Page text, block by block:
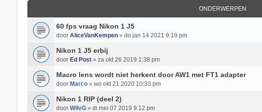
ONDERWERPEN
60 fps vraag Nikon 1 J5
door AliceVanKempen» do jan 14 2021 9:19 pm
Nikon 1 J5 erbij
door Ed Post» za okt 26 2019 1:38 pm
Macro lens wordt niet herkent door AW1 met FT1 adapter
door Marco» wo okt 21 2020 10:33 pm
Nikon 1 RIP (deel 2)
door WilvG» di mei 07 2019 9:12 pm